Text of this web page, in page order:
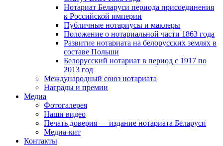
Нотариат Беларуси периода присоединения
к Российской империи
Публичные нотариусы и маклеры
Положение о нотариальной части 1863 года
Развитие нотариата на белорусских землях в
составе Польши
Белорусский нотариат в период с 1917 по
2013 год
Международный союз нотариата
Награды и премии
Медиа
Фотогалерея
Наши видео
Печать доверия — издание нотариата Беларуси
Медиа-кит
Контакты